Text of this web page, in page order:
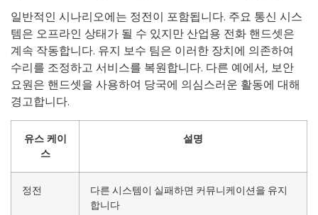
일반적인 시나리오에는 정전이 포함됩니다. 주요 통신 시스
템은 오프라인 상태가 될 수 있지만 산업용 전화 핸드셋은
계속 작동합니다. 유지 보수 팀은 이러한 장치에 의존하여
수리를 조정하고 서비스를 복원합니다. 다른 예에서, 보안
요원은 핸드셋을 사용하여 당국에 의심스러운 활동에 대해
경고합니다.
유스 케이
스
설명
정전
다른 시스템이 실패하면 커뮤니케이션을 유지
합니다